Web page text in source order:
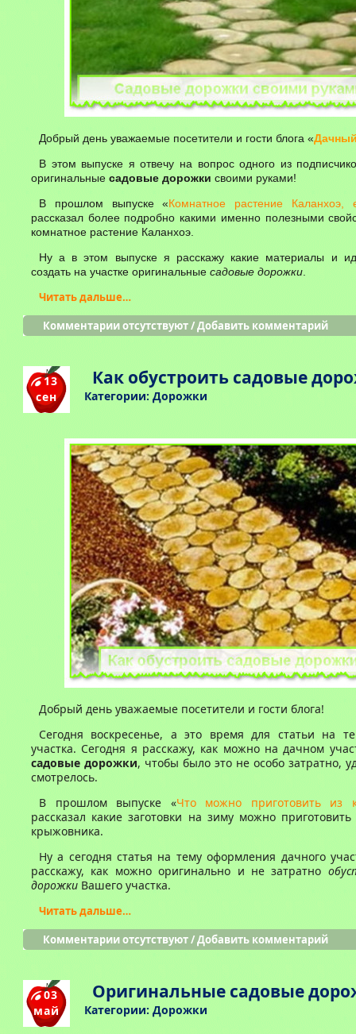
Добрый день уважаемые посетители и гости блога «
В этом выпуске я отвечу на вопрос одного из
оригинальные садовые дорожки своими руками!
В прошлом выпуске «Комнатное растение Каланхоэ,
рассказал более подробно какими именно полезными
комнатное растение Каланхоэ.
Ну а в этом выпуске я расскажу какие материалы и
создать на участке оригинальные садовые дорожки
Читать дальше…
Комментарии отсутствуют/Добавить комментарий
13
сен
Как обустроить садовые
Категории: Дорожки
Добрый день уважаемые посетители и гости блога!
Сегодня воскресенье, а это время для статьи на
участка. Сегодня я расскажу, как можно на дачном
садовые дорожки, чтобы было это не особо затратно,
смотрелось.
В прошлом выпуске «Что можно приготовить из
рассказал какие заготовки на зиму можно
крыжовника.
Ну а сегодня статья на тему оформления дачного
расскажу, как можно оригинально и не затратно
дорожки Вашего участка.
Читать дальше…
Комментарии отсутствуют/Добавить комментарий
03
май
Оригинальные садовые
Категории: Дорожки